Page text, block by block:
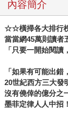
內容簡介
☆☆橫掃各大排行
當當網45萬則讀者
「只要一開始閱讀
「如果有可能出
20世紀西方三大發
沒有僥倖的億分之
墨菲定律人人中招！